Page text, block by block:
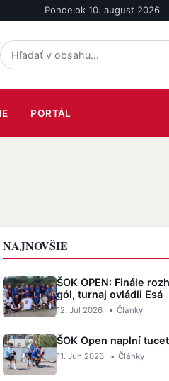
Pondelok 10. august 2026
PORTÁL
NAJNOVŠIE
ŠOK OPEN: Finále
gól, turnaj ovládli Esá
12. Jul 2026 • Články
ŠOK Open naplní
11. Jun 2026 • Články